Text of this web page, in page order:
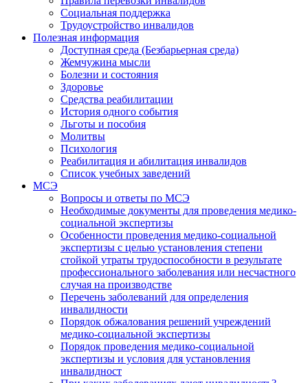
Социальная поддержка
Трудоустройство инвалидов
Полезная информация
Доступная среда (Безбарьерная среда)
Жемчужина мысли
Болезни и состояния
Здоровье
Средства реабилитации
История одного события
Льготы и пособия
Молитвы
Психология
Реабилитация и абилитация инвалидов
Список учебных заведений
МСЭ
Вопросы и ответы по МСЭ
Необходимые документы для проведения медико-
социальной экспертизы
Особенности проведения медико-социальной
экспертизы с целью установления степени
стойкой утраты трудоспособности в результате
профессионального заболевания или несчастного
случая на производстве
Перечень заболеваний для определения
инвалидности
Порядок обжалования решений учреждений
медико-социальной экспертизы
Порядок проведения медико-социальной
экспертизы и условия для установления
инвалидност